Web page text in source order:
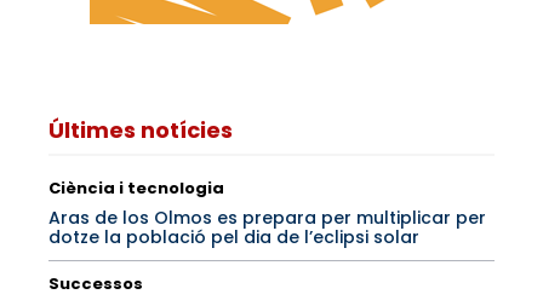
Últimes notícies
Ciència i tecnologia
Aras de los Olmos es prepara per multiplicar per
dotze la població pel dia de l’eclipsi solar
Successos